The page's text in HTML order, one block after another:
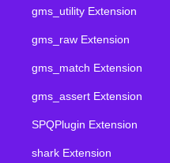
gms_utility Extension
gms_raw Extension
gms_match Extension
gms_assert Extension
SPQPlugin Extension
shark Extension